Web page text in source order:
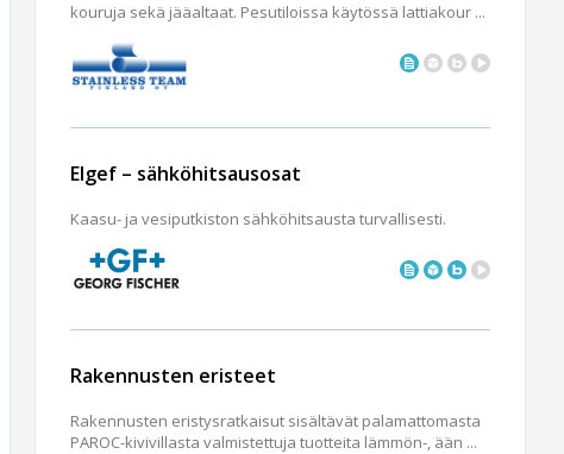
kouruja sekä jääaltaat. Pesutiloissa käytössä lattiakour ...
Elgef – sähköhitsausosat
Kaasu- ja vesiputkiston sähköhitsausta turvallisesti.
Rakennusten eristeet
Rakennusten eristysratkaisut sisältävät palamattomasta
PAROC-kivivillasta valmistettuja tuotteita lämmön-, ään ...